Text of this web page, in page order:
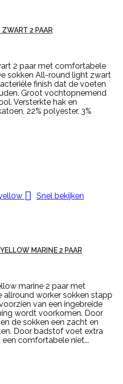
2 PAAR
2 paar met comfortabele
sokken All-round light zwart
finish dat de voeten
Groot vochtopnemend
Versterkte hak en
22% polyester, 3%

Snel bekijken
MARINE 2 PAAR
marine 2 paar met
allround worker sokken stapp
van een ingebreide
wordt voorkomen. Door
de sokken een zacht en
Door badstof voet extra
comfortabele niet...